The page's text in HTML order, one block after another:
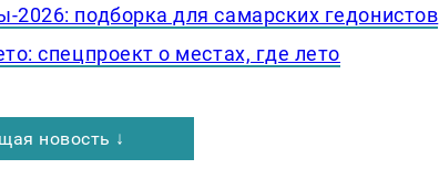
2026: подборка для самарских гедонистов
спецпроект о местах, где лето
новость ↓